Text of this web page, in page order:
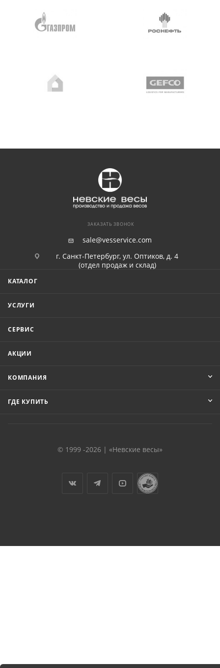
ЗАКАЗАТЬ ЗВОНОК
sale@vesservice.com
г. Санкт-Петербург, ул. Оптиков, д. 4
(отдел продаж и склад)
КАТАЛОГ
УСЛУГИ
СЕРВИС
АКЦИИ
КОМПАНИЯ
ГДЕ КУПИТЬ
© 1999 -2026 | «Невские весы»